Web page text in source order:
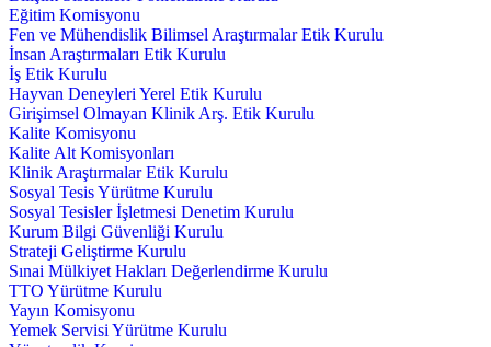
Eğitim Komisyonu
Fen ve Mühendislik Bilimsel Araştırmalar Etik Kurulu
İnsan Araştırmaları Etik Kurulu
İş Etik Kurulu
Hayvan Deneyleri Yerel Etik Kurulu
Girişimsel Olmayan Klinik Arş. Etik Kurulu
Kalite Komisyonu
Kalite Alt Komisyonları
Klinik Araştırmalar Etik Kurulu
Sosyal Tesis Yürütme Kurulu
Sosyal Tesisler İşletmesi Denetim Kurulu
Kurum Bilgi Güvenliği Kurulu
Strateji Geliştirme Kurulu
Sınai Mülkiyet Hakları Değerlendirme Kurulu
TTO Yürütme Kurulu
Yayın Komisyonu
Yemek Servisi Yürütme Kurulu